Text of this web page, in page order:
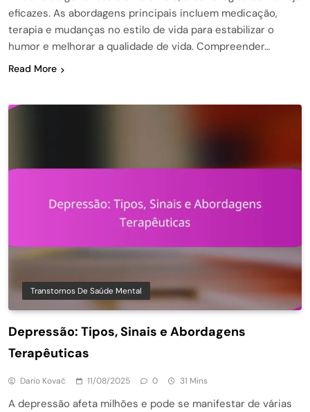
eficazes. As abordagens principais incluem medicação,
terapia e mudanças no estilo de vida para estabilizar o
humor e melhorar a qualidade de vida. Compreender…
Read More
Transtornos De Saúde Mental
Depressão: Tipos, Sinais e Abordagens
Terapêuticas
Dario Kovač 11/08/2025 0 31 Mins
A depressão afeta milhões e pode se manifestar de várias